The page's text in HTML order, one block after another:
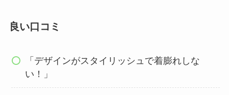
良い口コミ
「デザインがスタイリッシュで着膨れしな
い！」